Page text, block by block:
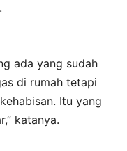
ada yang sudah
di rumah tetapi
Itu yang
katanya.